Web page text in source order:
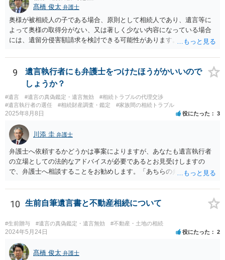
髙橋 俊太 弁護士
奥様が被相続人の子である場合、原則として相続人であり、遺言等に
よって奥様の取得分がない、又は著しく少ない内容になっている場合
には、遺留分侵害額請求を検討できる可能性があります。ただし、
記の義務化に関する説明と混同されている可能性があります。相続登
記については、不動産を相続で取得したことを知った日から３年以内
に申請する義務があります。一方、遺留分侵害額請求は、相続開始お
よび遺留分を侵害する贈与・遺贈があったことを知った時から１年で
時効にかかります。また、相続開始から１０年が経過すると、認識の
有無にかかわらず行使できなくなります。 奥様がご両親の死亡を最近
効がいつから進むかは慎重に検討する必要があります。ただし、死亡
から３年が経過しているとのことですので、早急に戸籍、遺言の有
無、不動産登記、遺産分割協議書の有無を確認した方がよいでしょ
う。特に、お姉様側だけで不動産名義を変更している場合、遺言があ
ったのか、遺産分割協議書が作成されているのか、奥様の署名押印が
以前に、法定相続分や遺産分割未了の問題として整理すべき場合もあ
ります。 奥様において戸籍謄本、不動産登記簿、固定資産評価証明
書、遺言書の有無等を確認し、弁護士に個別に相談した方がよいと思
われます。
9
遺言執行者にも弁護士をつけたほうがかいいので
しょうか？
#遺言 #遺言の真偽鑑定・遺言無効
#相続トラブルの代理交渉
#遺言執行者の選任
#相続財産調査・鑑定 #家族間の相続トラブル
2025年8月8日 役にたった 3
川添 圭 弁護士
弁護士へ依頼するかどうかは事案によりますが、あなたも遺言執行者
の立場としての法的なアドバイスが必要であるとお見受けしますの
で、弁護士へ相談することをお勧めします。「あちらの弁護士」（元
誘導しかしてこないと思います。
10 生前自筆遺言書と不動産相続について
#生前贈与 #遺言の真偽鑑定・遺言無効 #不動産・土地の相続
2024年5月24日 役にたった 2
髙橋 俊太 弁護士